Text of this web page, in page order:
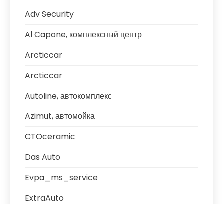
Adv Security
Al Capone, комплексный центр
Arcticcar
Arcticcar
Autoline, автокомплекс
Azimut, автомойка
CTOceramic
Das Auto
Evpa_ms_service
ExtraAuto